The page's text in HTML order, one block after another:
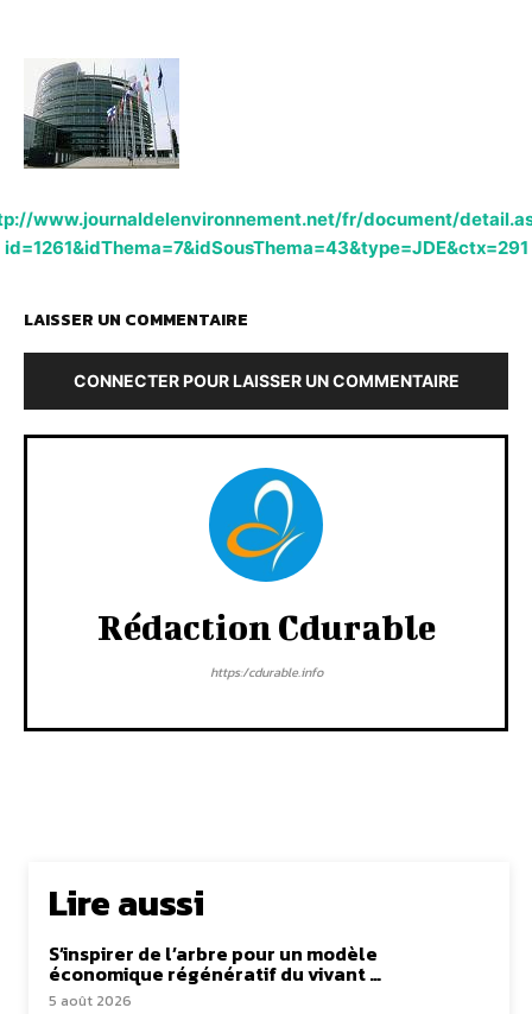
www.journaldelenvironnement.net/fr/document/
id=1261&idThema=7&idSousThema=43&type=JDE&ctx=291
LAISSER UN COMMENTAIRE
CONNECTER POUR LAISSER UN COMMENTAIRE
Rédaction Cdurable
https:/cdurable.info
Lire aussi
S’inspirer de l’arbre pour un modèle
économique régénératif du vivant …
5 août 2026